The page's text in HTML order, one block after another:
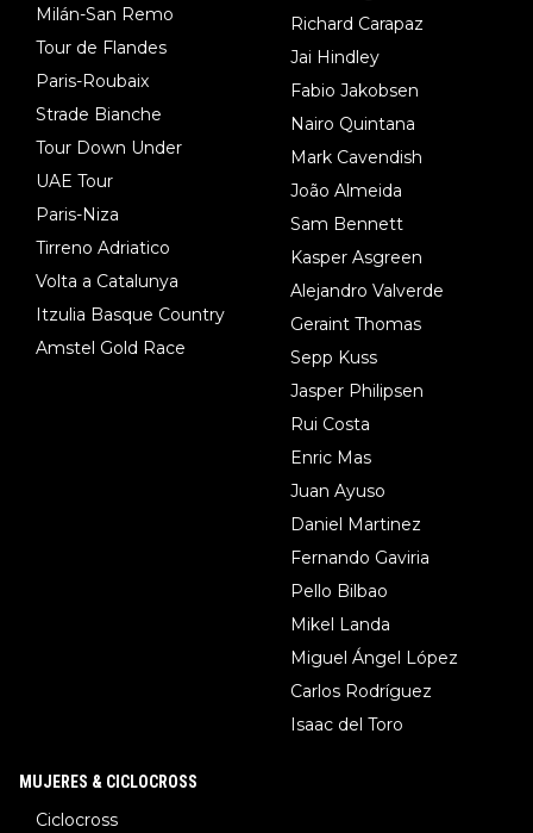
Milán-San Remo
Tour de Flandes
Paris-Roubaix
Strade Bianche
Tour Down Under
UAE Tour
Paris-Niza
Tirreno Adriatico
Volta a Catalunya
Itzulia Basque Country
Amstel Gold Race
Richard Carapaz
Jai Hindley
Fabio Jakobsen
Nairo Quintana
Mark Cavendish
João Almeida
Sam Bennett
Kasper Asgreen
Alejandro Valverde
Geraint Thomas
Sepp Kuss
Jasper Philipsen
Rui Costa
Enric Mas
Juan Ayuso
Daniel Martinez
Fernando Gaviria
Pello Bilbao
Mikel Landa
Miguel Ángel López
Carlos Rodríguez
Isaac del Toro
MUJERES & CICLOCROSS
Ciclocross